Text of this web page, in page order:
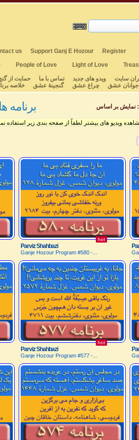
us Support Ganj E Hozour
Register
People of Love Light of Love
سایت ویدو های جدید تماس با ما حمایت از
جوانان عشق چراغ عشق گنجینهٔ عشق خلاصه
برنامه نمایش بر اساس :
ویدیو های بیشتر لطفاً از صفحه بندی زیر استفاده
hot
Parviz Shahbazi
Ganje Hozour Program #580 -...
hot
Parviz Shahbazi
Ganje Hozour Program #577 -...